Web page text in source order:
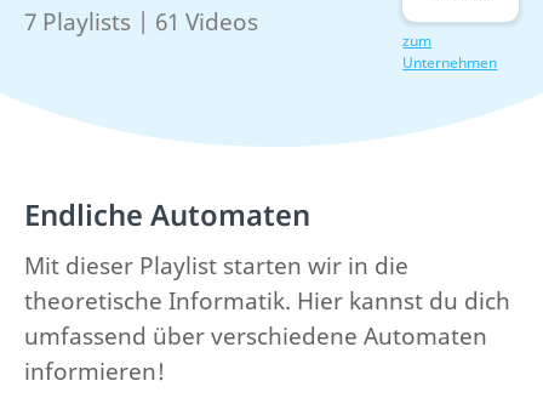
7 Playlists | 61 Videos
zum
Unternehmen
Endliche Automaten
Mit dieser Playlist starten wir in die
theoretische Informatik. Hier kannst du dich
umfassend über verschiedene Automaten
informieren!